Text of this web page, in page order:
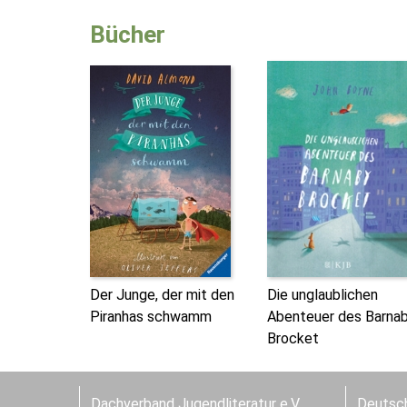
Bücher
Der Junge, der mit den
Piranhas schwamm
Die unglaublichen
Abenteuer des
Brocket